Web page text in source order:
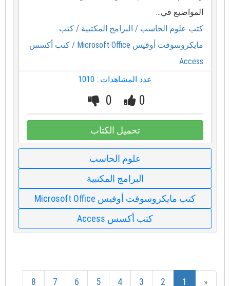
المواضيع في...
كتب علوم الحاسب / البرامج المكتبية / كتب
مايكروسوفت أوفيس Microsoft Office
/ كتب أكسس
Access
عدد المشاهدات : 1010
0
0
تحميل الكتاب
علوم الحاسب
البرامج المكتبية
كتب مايكروسوفت أوفيس Microsoft Office
كتب أكسس Access
«
1
2
3
4
5
6
7
8